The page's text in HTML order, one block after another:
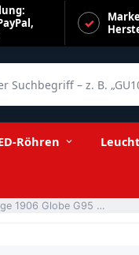
Röhren
Osram / Ledvance LED Filament Vintage 1906 Globe G95 klar 300° Heart 8-60W/922 extra warmweiß 806lm E27 220-240V dimmbar
G95 klar 300° Heart 8-